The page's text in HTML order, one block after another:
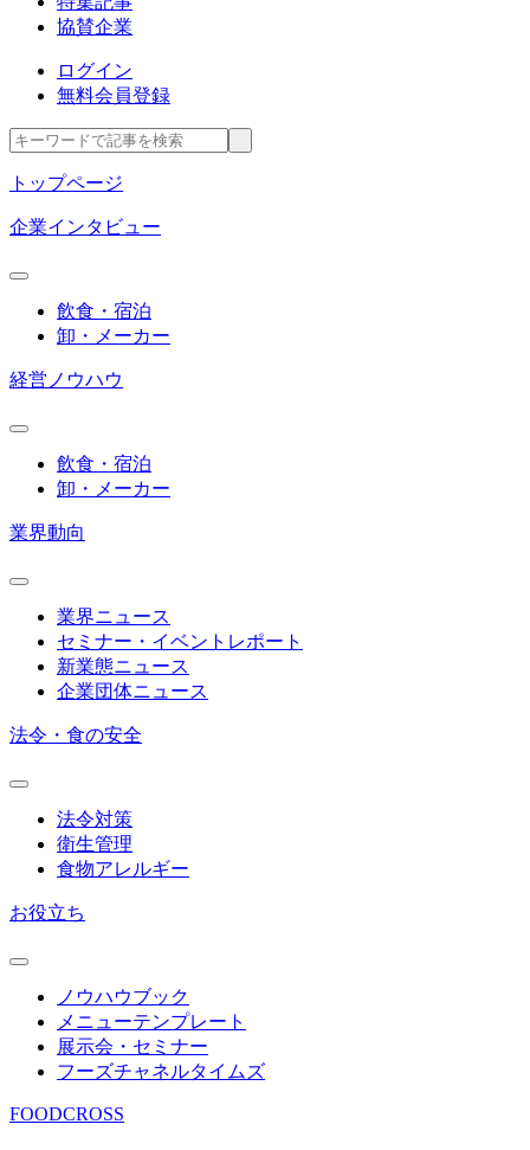
協賛企業
ログイン
無料会員登録
トップページ
企業インタビュー
飲食・宿泊
卸・メーカー
経営ノウハウ
飲食・宿泊
卸・メーカー
業界動向
業界ニュース
セミナー・イベントレポート
新業態ニュース
企業団体ニュース
法令・食の安全
法令対策
衛生管理
食物アレルギー
お役立ち
ノウハウブック
メニューテンプレート
展示会・セミナー
フーズチャネルタイムズ
FOODCROSS